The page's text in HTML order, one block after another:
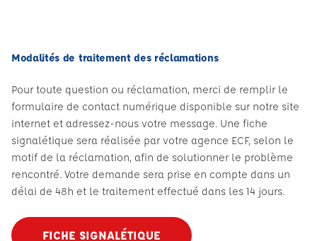
Modalités de traitement des réclamations
Pour toute question ou réclamation, merci de remplir le
formulaire de contact numérique disponible sur notre site
internet et adressez-nous votre message. Une fiche
signalétique sera réalisée par votre agence ECF, selon le
motif de la réclamation, afin de solutionner le problème
rencontré. Votre demande sera prise en compte dans un
délai de 48h et le traitement effectué dans les 14 jours.
FICHE SIGNALÉTIQUE